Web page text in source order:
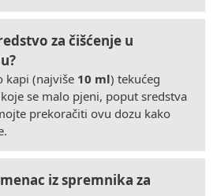
za čišćenje u
kapi (najviše 10 ml) tekućeg
se malo pjeni, poput sredstva
prekoračiti ovu dozu kako
iz spremnika za